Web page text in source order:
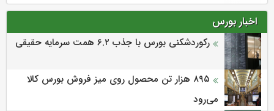
اخبار بورس
رکوردشکنی بورس با جذب ۶.۲ همت سرمایه حقیقی
۸۹۵ هزار تن محصول روی میز فروش بورس کالا
می‌‌رود